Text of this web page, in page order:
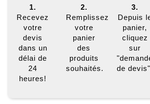
1.
Recevez
votre
devis
dans un
délai de
24
heures!
2.
Remplissez
votre
panier
des
produits
souhaités.
3.
Depuis
panier,
cliquez
sur
de